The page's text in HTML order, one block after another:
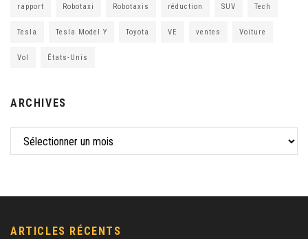
rapport Robotaxi Robotaxis réduction SUV Tech
Tesla Tesla Model Y Toyota VE ventes Voiture
Vol États-Unis
ARCHIVES
ARTICLES RÉCENTS